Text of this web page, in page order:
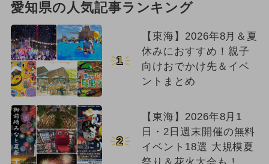
愛知県の人気記事ランキング
1
【東海】2026年8月＆夏
休みにおすすめ！親子
向けおでかけ先＆イベ
ントまとめ
2
【東海】2026年8月1
日・2日週末開催の無料
イベント18選 大規模夏